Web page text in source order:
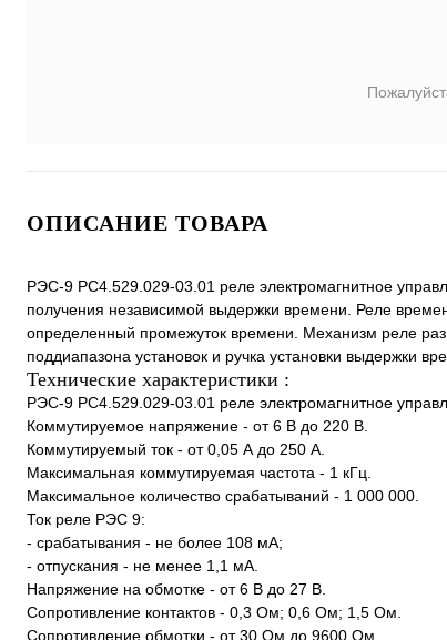
ОПИСАНИЕ ТОВАРА
РЭС-9 РС4.529.029-03.01 реле электромагнитное
получения независимой выдержки времени. Реле
определенный промежуток времени. Механизм реле
поддиапазона установок и ручка установки выдержки
Технические характеристики :
РЭС-9 РС4.529.029-03.01 реле электромагнитное
Коммутируемое напряжение - от 6 В до 220 В.
Коммутируемый ток - от 0,05 А до 250 А.
Максимальная коммутируемая частота - 1 кГц.
Максимальное количество срабатываний - 1 000 000.
Ток реле РЭС 9:
- срабатывания - не более 108 мА;
- отпускания - не менее 1,1 мА.
Напряжение на обмотке - от 6 В до 27 В.
Сопротивление контактов - 0,3 Ом; 0,6 Ом; 1,5 Ом.
Сопротивление обмотки - от 30 Ом до 9600 Ом.